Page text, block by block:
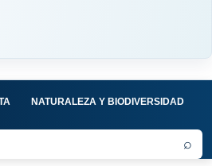
NATURALEZA Y BIODIVERSIDAD
⌕